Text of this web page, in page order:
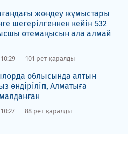
жөндеу жұмыстары
шегерілгеннен кейін 532
өтемақысын ала алмай
101 рет қаралды
облысында алтын
өндіріліп, Алматыға
88 рет қаралды